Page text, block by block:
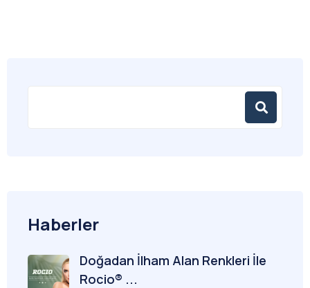
Haberler
Doğadan İlham Alan Renkleri İle
Rocio® ...